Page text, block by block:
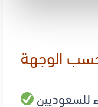
حسب الوجهة